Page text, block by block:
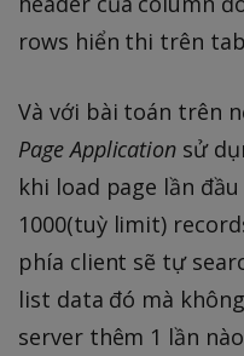
rows hiển thi trên
Và với bài toán trên
Page Application sử
khi load page lần
1000(tuỳ limit)
phía client sẽ tự
list data đó mà
server thêm 1 lần